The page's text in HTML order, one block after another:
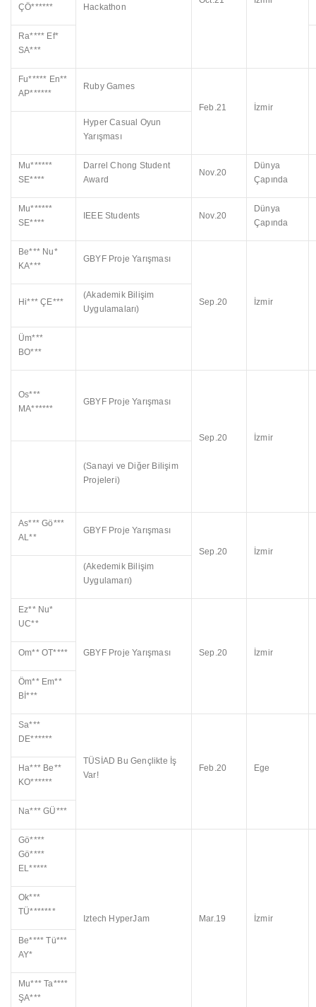
Hackathon
ÇÖ******
Ra**** Ef*
SA***
Fu***** En**
AP******
Ruby Games
Feb.21
İzmir
Hyper Casual Oyun
Yarışması
Mu******
SE****
Darrel Chong Student
Award
Nov.20
Dünya
Çapında
Mu******
SE****
IEEE Students Nov.20
Dünya
Çapında
Be*** Nu*
KA***
GBYF Proje Yarışması
Sep.20 İzmir
Hi*** ÇE***
(Akademik Bilişim
Uygulamaları)
Üm***
BO***
Os***
MA******
GBYF Proje Yarışması
Sep.20 İzmir
(Sanayi ve Diğer Bilişim
Projeleri)
As*** Gö***
AL**
GBYF Proje Yarışması
Sep.20
İzmir
(Akedemik Bilişim
Uygulamarı)
Ez** Nu*
UC**
GBYF Proje Yarışması Sep.20 İzmir
Om** OT****
Öm** Em**
Bİ***
Sa***
DE******
TÜSİAD Bu Gençlikte İş
Var!
Feb.20 Ege
Ha*** Be**
KO******
Na*** GÜ***
Gö****
Gö****
EL*****
Iztech HyperJam Mar.19 İzmir
Ok***
TÜ*******
Be**** Tü***
AY*
Mu*** Ta****
ŞA***